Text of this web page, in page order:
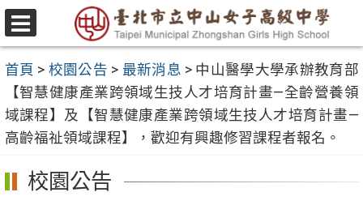
跳
至
要
容
區
選
單
首頁 > 校園公告 > 最新消息 > 中山醫學大學承辦教育部
【智慧健康產業跨領域生技人才培育計畫—全齡營養領
域課程】及【智慧健康產業跨領域生技人才培育計畫—
高齡福祉領域課程】，歡迎有興趣修習課程者報名。
校園公告